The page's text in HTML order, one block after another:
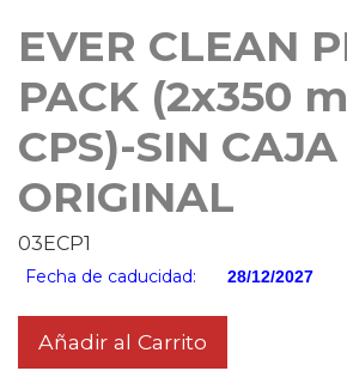
EVER CLEAN
PACK (2x350
CPS)-SIN CAJA
ORIGINAL
03ECP1
Fecha de caducidad: 28/12/2027
Añadir al Carrito